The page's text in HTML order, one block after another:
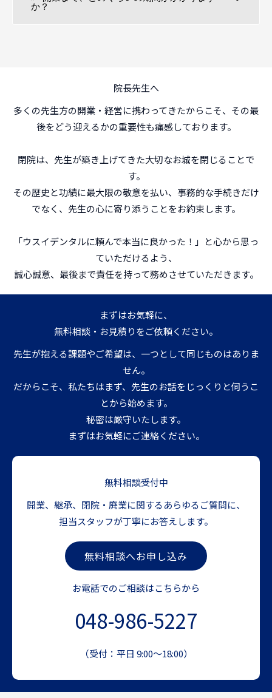
か？
院長先生へ
多くの先生方の開業・経営に携わってきたからこそ、その最
後をどう迎えるかの重要性も痛感しております。
閉院は、先生が築き上げてきた大切なお城を閉じることで
す。
その歴史と功績に最大限の敬意を払い、事務的な手続きだけ
でなく、先生の心に寄り添うことをお約束します。
「ウスイデンタルに頼んで本当に良かった！」と心から思っ
ていただけるよう、
誠心誠意、最後まで責任を持って務めさせていただきます。
まずはお気軽に、
無料相談・お見積りをご依頼ください。
先生が抱える課題やご希望は、一つとして同じものはありま
せん。
だからこそ、私たちはまず、先生のお話をじっくりと伺うこ
とから始めます。
秘密は厳守いたします。
まずはお気軽にご連絡ください。
無料相談受付中
開業、継承、閉院・廃業に関するあらゆるご質問に、
担当スタッフが丁寧にお答えします。
無料相談へお申し込み
お電話でのご相談はこちらから
048-986-5227
（受付：平日 9:00～18:00）